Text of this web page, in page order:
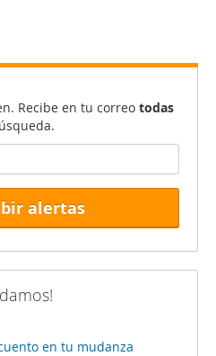
Recibe en tu correo todas
alertas
en tu mudanza